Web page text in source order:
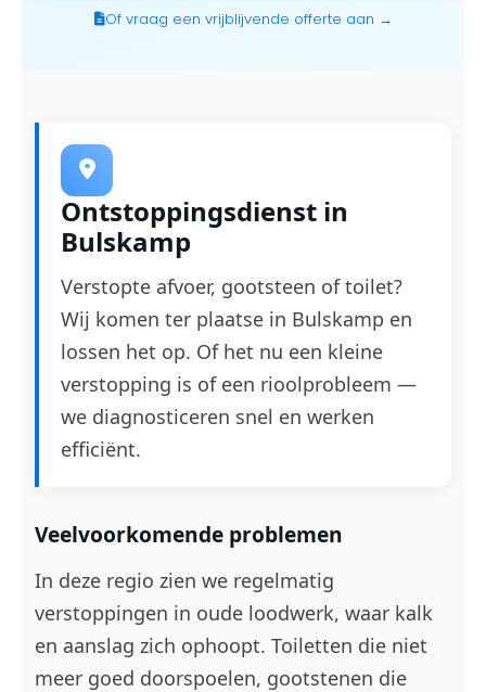
Of vraag een vrijblijvende offerte aan →
Ontstoppingsdienst in
Bulskamp
Verstopte afvoer, gootsteen of toilet?
Wij komen ter plaatse in Bulskamp en
lossen het op. Of het nu een kleine
verstopping is of een rioolprobleem —
we diagnosticeren snel en werken
efficiënt.
Veelvoorkomende problemen
In deze regio zien we regelmatig
verstoppingen in oude loodwerk, waar kalk
en aanslag zich ophoopt. Toiletten die niet
meer goed doorspoelen, gootstenen die